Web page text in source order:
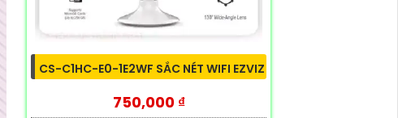
CS-C1HC-E0-1E2WF SẮC NÉT WIFI EZVIZ
750,000 ₫